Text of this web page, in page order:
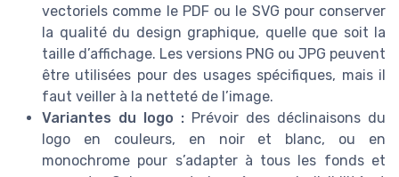
vectoriels comme le PDF ou le SVG pour conserver
la qualité du design graphique, quelle que soit la
taille d’affichage. Les versions PNG ou JPG peuvent
être utilisées pour des usages spécifiques, mais il
faut veiller à la netteté de l’image.
Variantes du logo : Prévoir des déclinaisons du
logo en couleurs, en noir et blanc, ou en
monochrome pour s’adapter à tous les fonds et